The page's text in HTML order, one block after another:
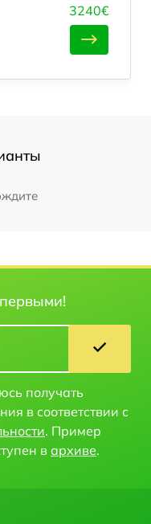
3240€
получать
в соответствии с
. Пример
в архиве.